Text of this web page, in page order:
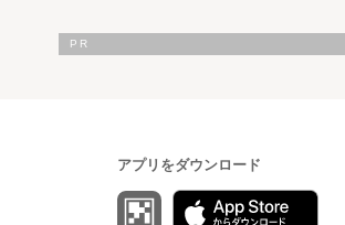
アプリをダウンロード